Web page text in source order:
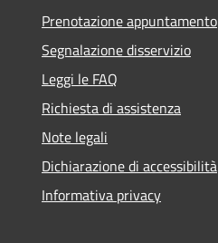
Prenotazione appuntamento
Segnalazione disservizio
Leggi le FAQ
Richiesta di assistenza
Note legali
Dichiarazione di accessibilità
Informativa privacy